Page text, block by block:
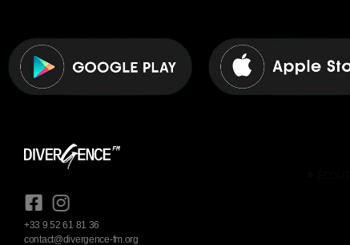
+33 9 52 61 81 36
contact@divergence-fm.org